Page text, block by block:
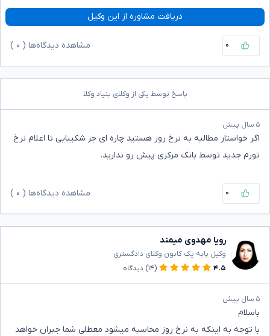
دریافت مشاوره از این وکیل
۰ مشاهده دیدگاه‌ها ( ۰
پاسخ توسط یکی از وکلای بنیاد وکلا
۵ سال پیش
اگر خواستار مطالبه به نرخ روز هستید چاره ای جز شکیبایی تا اعلام نرخ
تورم جدید توسط بانک مرکزی پیش رو ندارید.
۰ مشاهده دیدگاه‌ها ( ۰
رویا مهدوی میمند
وکیل پایه یک کانون وکلای دادگستری
۴.۵
(۱۴) دیدگاه
۵ سال پیش
باسلام
با توجه به اینکه به نرخ روز محاسبه میشود معطلی شما جبران خواهد